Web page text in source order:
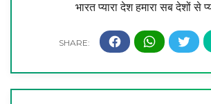
भारत प्यारा देश हमारा सब देशों से